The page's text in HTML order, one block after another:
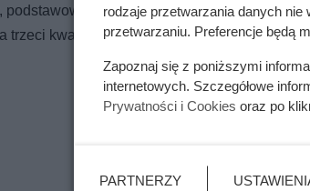
podstawowe usługi i wygodny dojazd bez
trzeci kwartał 2027 roku.
rodzaje przetwarzania danych
przetwarzaniu. Preferencje będą
Zapoznaj się z poniższymi
internetowych. Szczegółowe
Prywatności i Cookies oraz po
PARTNERZY